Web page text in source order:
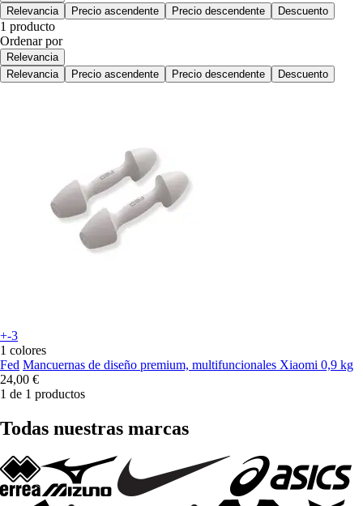
Relevancia
Precio ascendente Precio descendente Descuento
1 producto
Ordenar por
Relevancia
Relevancia
Precio ascendente Precio descendente Descuento
+-3
1 colores
Fed Mancuernas de diseño premium, multifuncionales Xiaomi 0,9 kg
24,00 €
1 de 1 productos
Todas nuestras marcas